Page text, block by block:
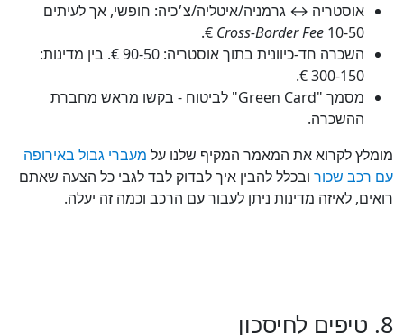
אוסטריה ↔ גרמניה/איטליה/צ׳כיה: חופשי, אך לעיתים
Cross‑Border Fee10‑50 €.
השכרה חד‑כיוונית בתוך אוסטריה: 50‑90 €. בין מדינות:
מסמך "Green Card" לביטוח - בקשו מראש מחברת
ההשכרה.
לקרוא את המאמר המקיף שלנו עלמעברי גבול באירופה
רכב שכורובכלל להבין איך לבדוק לבד לגבי כל הצעה שאתם
לאיזה מדינות ניתן לעבור עם הרכב וכמה זה יעלה.